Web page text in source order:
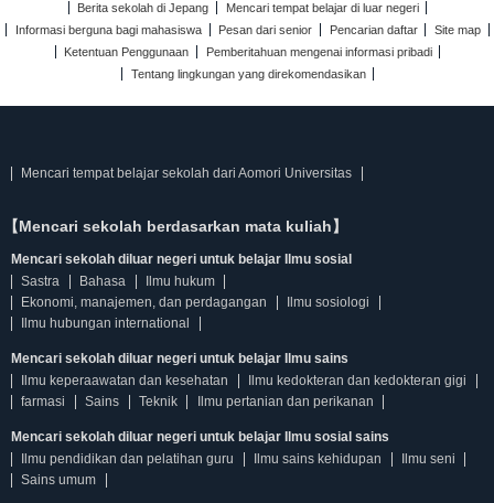
Berita sekolah di Jepang
Mencari tempat belajar di luar negeri
Informasi berguna bagi mahasiswa
Pesan dari senior Pencarian daftar
Site map
Ketentuan Penggunaan
Pemberitahuan mengenai informasi pribadi
Tentang lingkungan yang direkomendasikan
Mencari tempat belajar sekolah dari Aomori Universitas
【Mencari sekolah berdasarkan mata kuliah】
Mencari sekolah diluar negeri untuk belajar Ilmu sosial
Sastra
Bahasa
Ilmu hukum
Ekonomi, manajemen, dan perdagangan
Ilmu sosiologi
Ilmu hubungan international
Mencari sekolah diluar negeri untuk belajar Ilmu sains
Ilmu keperaawatan dan kesehatan
Ilmu kedokteran dan kedokteran gigi
farmasi
Sains Teknik Ilmu pertanian dan perikanan
Mencari sekolah diluar negeri untuk belajar Ilmu sosial sains
Ilmu pendidikan dan pelatihan guru
Ilmu sains kehidupan
Ilmu seni
Sains umum